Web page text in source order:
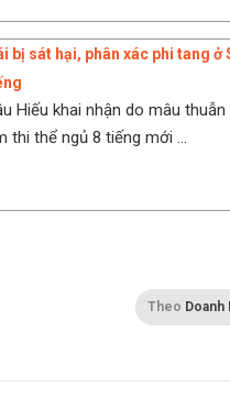
bị sát hại, phân xác phi tang ở
Hiếu khai nhận do mâu
thi thể ngủ 8 tiếng mới ...
Theo Doanh